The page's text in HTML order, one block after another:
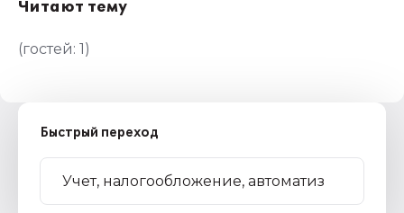
Читают тему
(гостей: 1)
Быстрый переход